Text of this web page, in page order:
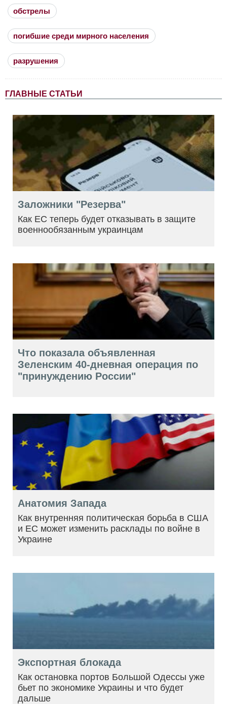
обстрелы
погибшие среди мирного населения
разрушения
ГЛАВНЫЕ СТАТЬИ
Заложники "Резерва"
Как ЕС теперь будет отказывать в защите
военнообязанным украинцам
Что показала объявленная
Зеленским 40-дневная операция по
"принуждению России"
Анатомия Запада
Как внутренняя политическая борьба в США
и ЕС может изменить расклады по войне в
Украине
Экспортная блокада
Как остановка портов Большой Одессы уже
бьет по экономике Украины и что будет
дальше